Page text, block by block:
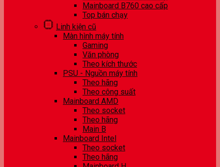
Mainboard B760 cao cấp
Top bán chạy
Linh kiện cũ
Màn hình máy tính
Gaming
Văn phòng
Theo kích thước
PSU - Nguồn máy tính
Theo hãng
Theo công suất
Mainboard AMD
Theo socket
Theo hãng
Main B
Mainboard Intel
Theo socket
Theo hãng